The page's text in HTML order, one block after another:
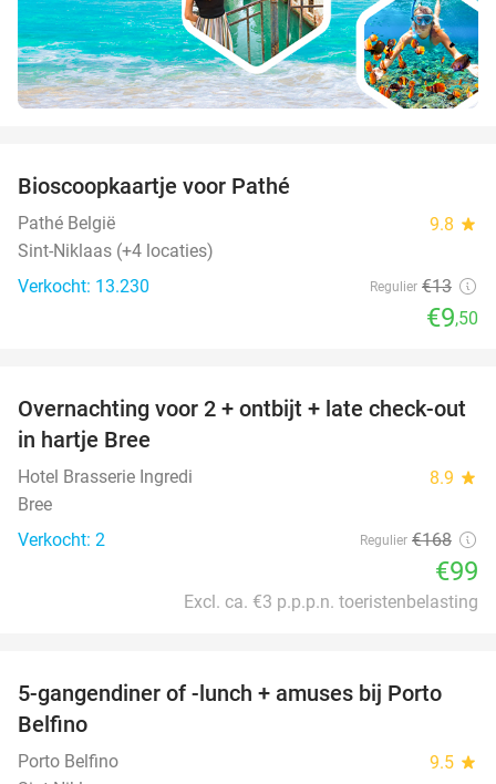
Bioscoopkaartje voor Pathé
Pathé België 9.8 star
Sint-Niklaas (+4 locaties)
Verkocht: 13.230
Regulier €13
€9,50
41%
TODAY
Overnachting voor 2 + ontbijt + late check-out
in hartje Bree
Hotel Brasserie Ingredi 8.9 star
Bree
Verkocht: 2
Regulier €168
€99
Excl. ca. €3 p.p.p.n. toeristenbelasting
33%
5-gangendiner of -lunch + amuses bij Porto
Belfino
Porto Belfino 9.5 star